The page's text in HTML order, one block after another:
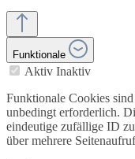
Funktionale
Aktiv Inaktiv
Funktionale Cookies
unbedingt erforderlich.
eindeutige zufällige ID
über mehrere